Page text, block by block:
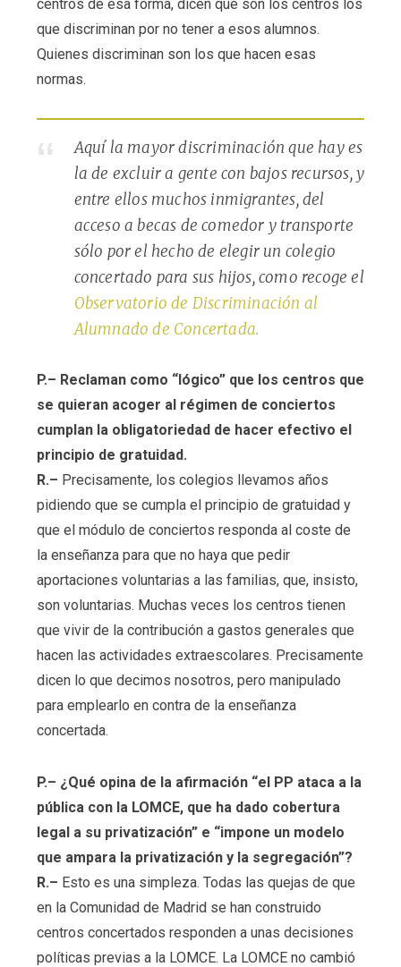
centros de esa forma, dicen que son los centros los
que discriminan por no tener a esos alumnos.
Quienes discriminan son los que hacen esas
normas.
Aquí la mayor discriminación que hay es
la de excluir a gente con bajos recursos, y
entre ellos muchos inmigrantes, del
acceso a becas de comedor y transporte
sólo por el hecho de elegir un colegio
concertado para sus hijos, como recoge el
Observatorio de Discriminación al
Alumnado de Concertada.
P.– Reclaman como “lógico” que los centros que
se quieran acoger al régimen de conciertos
cumplan la obligatoriedad de hacer efectivo el
principio de gratuidad.
R.– Precisamente, los colegios llevamos años
pidiendo que se cumpla el principio de gratuidad y
que el módulo de conciertos responda al coste de
la enseñanza para que no haya que pedir
aportaciones voluntarias a las familias, que, insisto,
son voluntarias. Muchas veces los centros tienen
que vivir de la contribución a gastos generales que
hacen las actividades extraescolares. Precisamente
dicen lo que decimos nosotros, pero manipulado
para emplearlo en contra de la enseñanza
concertada.
P.– ¿Qué opina de la afirmación “el PP ataca a la
pública con la LOMCE, que ha dado cobertura
legal a su privatización” e “impone un modelo
que ampara la privatización y la segregación”?
R.– Esto es una simpleza. Todas las quejas de que
en la Comunidad de Madrid se han construido
centros concertados responden a unas decisiones
políticas previas a la LOMCE. La LOMCE no cambió